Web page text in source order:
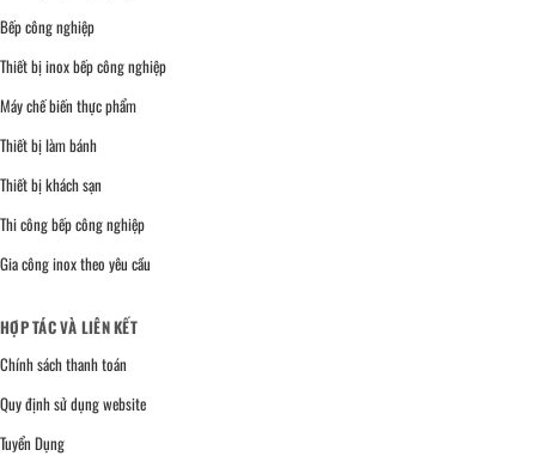
Bếp công nghiệp
Thiết bị inox bếp công nghiệp
Máy chế biến thực phẩm
Thiết bị làm bánh
Thiết bị khách sạn
Thi công bếp công nghiệp
Gia công inox theo yêu cầu
HỢP TÁC VÀ LIÊN KẾT
Chính sách thanh toán
Quy định sử dụng website
Tuyển Dụng